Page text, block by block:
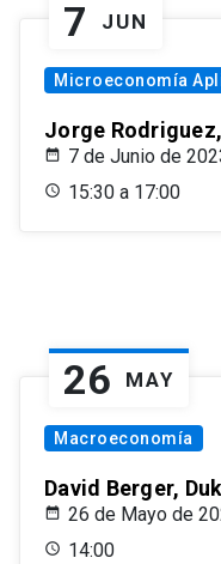
7 JUN
Microeconomía
Jorge
7 de Junio de
15:30 a 17:00
26 MAY
Macroeconomía
David Berger,
26 de Mayo de
14:00